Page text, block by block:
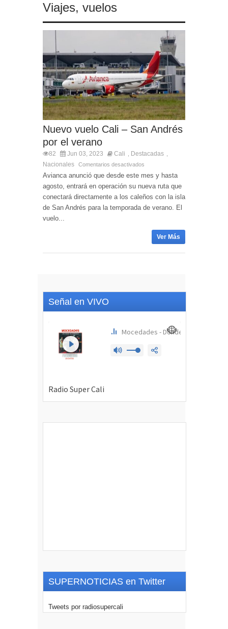
Viajes, vuelos
Nuevo vuelo Cali – San Andrés
por el verano
82 Jun 03, 2023 Cali Destacadas
Nacionales Comentarios desactivados
Avianca anunció que desde este mes y hasta
agosto, entrará en operación su nueva ruta que
conectará directamente a los caleños con la isla
de San Andrés para la temporada de verano. El
vuelo...
Ver Más
Señal en VIVO
SUPERNOTICIAS en Twitter
Tweets por radiosupercali